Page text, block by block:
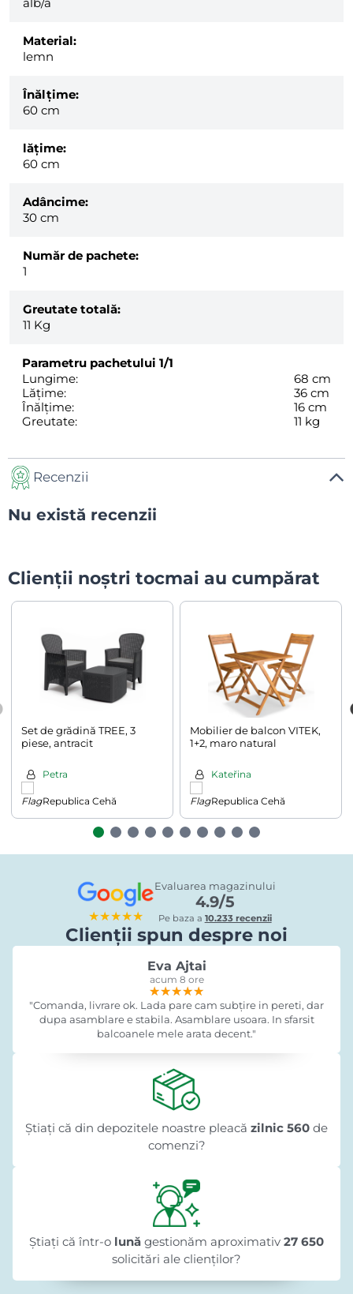
Material:
lemn
Înălțime:
60 cm
lăţime:
60 cm
Adâncime:
30 cm
Număr de pachete:
1
Greutate totală:
11 Kg
Parametru pachetului 1/1
Lungime:
68 cm
Lățime:
36 cm
Înălțime:
16 cm
Greutate:
11 kg
Recenzii
Nu există recenzii
Clienții noștri tocmai au cumpărat
Set de grădină TREE, 3
piese, antracit
Petra
Republica Cehă
Mobilier de balcon VITEK,
1+2, maro natural
Kateřina
Republica Cehă
★★★★★
Evaluarea magazinului
4.9/5
Pe baza a 10.233 recenzii
Clienții spun despre noi
Eva Ajtai
acum 8 ore
★★★★★
★★★★★
★★★★★
"Comanda, livrare ok. Lada pare cam subțire in pereti, dar
dupa asamblare e stabila. Asamblare usoara. In sfarsit
balcoanele mele arata decent."
Știați că din depozitele noastre pleacă zilnic 560 de
comenzi?
Știați că într-o lună gestionăm aproximativ 27 650
solicitări ale clienților?